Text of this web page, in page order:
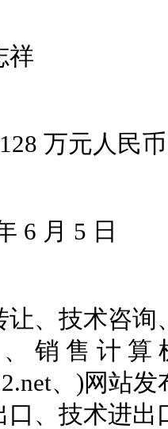
祥
万元人民
6 月 5 日
让、技术咨
销 售 计 算
、)网站
口、技术进